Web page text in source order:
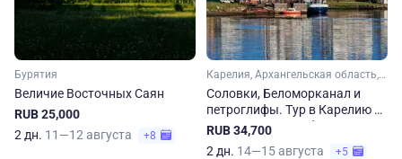
Бурятия
Величие Восточных Саян
RUB 25,000
2 дн. 11—12 августа +8
Карелия, Архангельская область, Арктика
Соловки, Беломорканал и
петроглифы. Тур в Карелию и
Архангельскую область
RUB 34,700
2 дн. 14—15 августа +5